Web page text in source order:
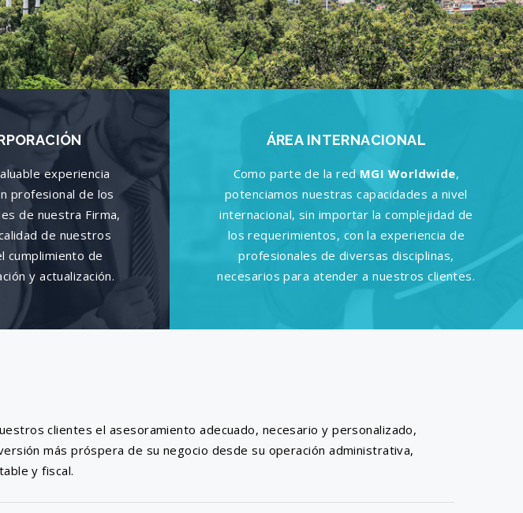
experiencia
profesional de los
de nuestra Firma,
de nuestros
cumplimiento de
y actualización.
ÁREA INTERNACIONAL
Como parte de la red MGI Worldwide,
potenciamos nuestras capacidades a nivel
internacional, sin importar la complejidad de
los requerimientos, con la experiencia de
profesionales de diversas disciplinas,
necesarios para atender a nuestros clientes.
clientes el asesoramiento adecuado, necesario y personalizado,
más próspera de su negocio desde su operación administrativa,
y fiscal.